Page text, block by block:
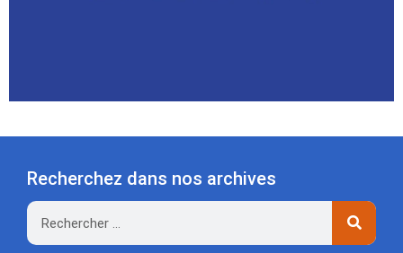
Recherchez dans nos archives
Rechercher